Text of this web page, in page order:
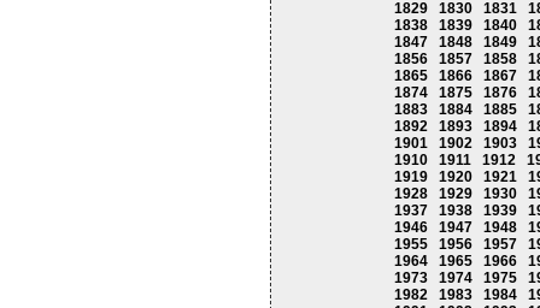
1829
1830 1831
1838
1839 1840
1847
1848 1849
1856
1857 1858
1865
1866 1867
1874
1875 1876
1883
1884 1885
1892
1893 1894
1901
1902 1903
1910
1911 1912
1919
1920 1921
1928
1929 1930
1937
1938 1939
1946
1947 1948
1955
1956 1957
1964
1965 1966
1973
1974 1975
1982
1983 1984